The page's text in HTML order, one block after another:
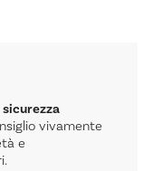
vivamente
e